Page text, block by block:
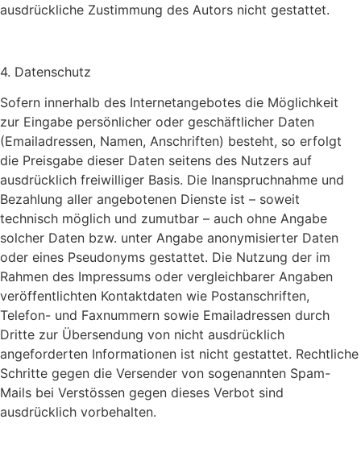
ausdrückliche Zustimmung des Autors nicht gestattet.
4. Datenschutz
Sofern innerhalb des Internetangebotes die Möglichkeit
zur Eingabe persönlicher oder geschäftlicher Daten
(Emailadressen, Namen, Anschriften) besteht, so erfolgt
die Preisgabe dieser Daten seitens des Nutzers auf
ausdrücklich freiwilliger Basis. Die Inanspruchnahme und
Bezahlung aller angebotenen Dienste ist – soweit
technisch möglich und zumutbar – auch ohne Angabe
solcher Daten bzw. unter Angabe anonymisierter Daten
oder eines Pseudonyms gestattet. Die Nutzung der im
Rahmen des Impressums oder vergleichbarer Angaben
veröffentlichten Kontaktdaten wie Postanschriften,
Telefon- und Faxnummern sowie Emailadressen durch
Dritte zur Übersendung von nicht ausdrücklich
angeforderten Informationen ist nicht gestattet. Rechtliche
Schritte gegen die Versender von sogenannten Spam-
Mails bei Verstössen gegen dieses Verbot sind
ausdrücklich vorbehalten.